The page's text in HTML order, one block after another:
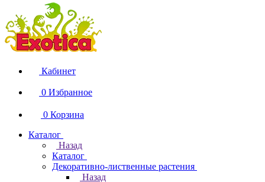
Кабинет
0 Избранное
0 Корзина
Каталог
Назад
Каталог
Декоративно-лиственные растения
Назад